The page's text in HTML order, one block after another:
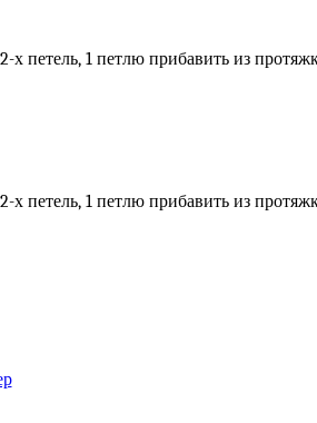
петель, 1 петлю прибавить из
петель, 1 петлю прибавить из